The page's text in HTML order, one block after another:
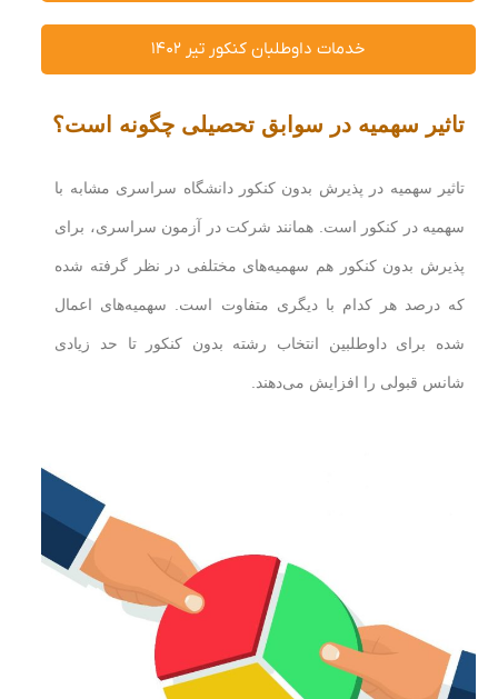
خدمات داوطلبان کنکور تیر ۱۴۰۲
تاثیر سهمیه در سوابق تحصیلی چگونه است؟
تاثیر سهمیه در پذیرش بدون کنکور دانشگاه سراسری مشابه با
سهمیه در کنکور است. همانند شرکت در آزمون سراسری، برای
پذیرش بدون کنکور هم سهمیه‌های مختلفی در نظر گرفته شده
که درصد هر کدام با دیگری متفاوت است. سهمیه‌های اعمال
شده برای داوطلبین انتخاب رشته بدون کنکور تا حد زیادی
شانس قبولی را افزایش می‌دهند.